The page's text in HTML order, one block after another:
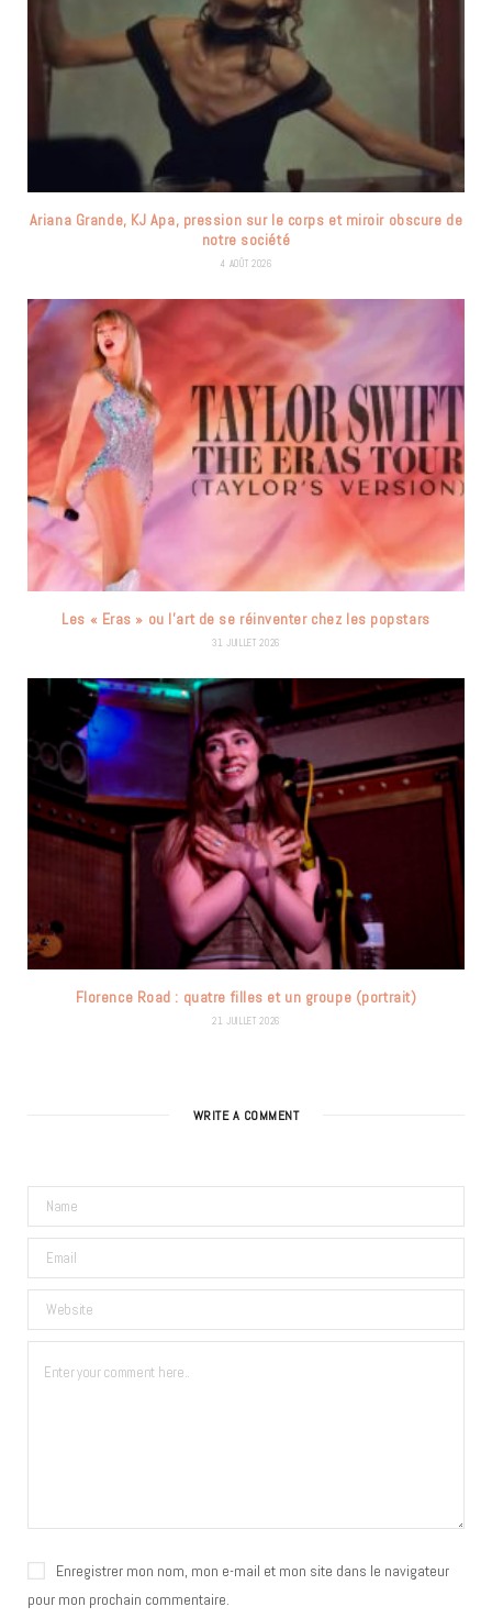
Ariana Grande, KJ Apa, pression sur le corps et miroir obscure de
notre société
4 AOÛT 2026
Les « Eras » ou l’art de se réinventer chez les popstars
31 JUILLET 2026
Florence Road : quatre filles et un groupe (portrait)
21 JUILLET 2026
WRITE A COMMENT
Enregistrer mon nom, mon e-mail et mon site dans le navigateur
pour mon prochain commentaire.